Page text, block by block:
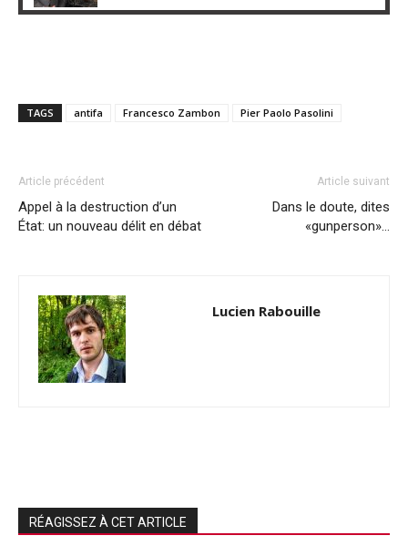
TAGS antifa Francesco Zambon Pier Paolo Pasolini
Article précédent
Appel à la destruction d’un
État: un nouveau délit en débat
Article suivant
Dans le doute, dites
«gunperson»…
Lucien Rabouille
RÉAGISSEZ À CET ARTICLE